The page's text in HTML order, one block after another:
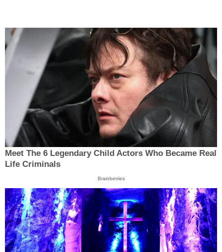
Meet The 6 Legendary Child Actors Who Became Real
Life Criminals
Brainberries